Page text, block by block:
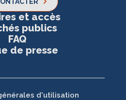
et accès
publics
FAQ
de presse
d'utilisation